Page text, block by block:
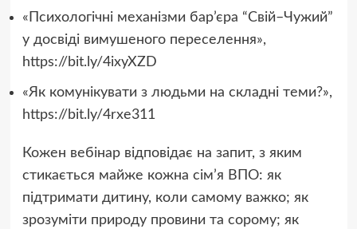
«Психологічні механізми бар’єра “Свій–Чужий”
у досвіді вимушеного переселення»,
https://bit.ly/4ixyXZD
«Як комунікувати з людьми на складні теми?»,
https://bit.ly/4rxe311
Кожен вебінар відповідає на запит, з яким
стикається майже кожна сім’я ВПО: як
підтримати дитину, коли самому важко; як
зрозуміти природу провини та сорому; як